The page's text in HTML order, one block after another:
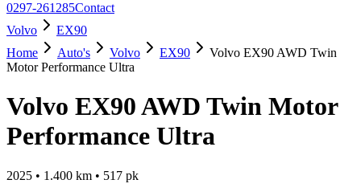
0297-261285Contact
Volvo
EX90
Home
Auto's Volvo EX90
Volvo EX90 AWD Twin
Motor Performance Ultra
Volvo EX90 AWD Twin Motor
Performance Ultra
2025 • 1.400 km • 517 pk